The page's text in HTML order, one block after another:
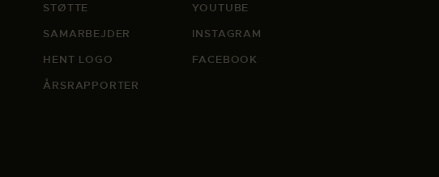
STØTTE
SAMARBEJDER
HENT LOGO
ÅRSRAPPORTER
YOUTUBE
INSTAGRAM
FACEBOOK